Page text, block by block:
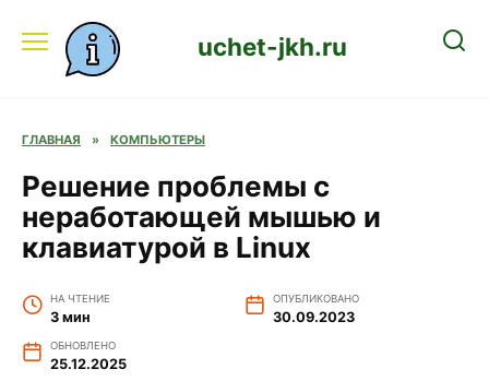
содержанию
uchet-jkh.ru
ГЛАВНАЯ » КОМПЬЮТЕРЫ
Решение проблемы с
неработающей мышью и
клавиатурой в Linux
НА ЧТЕНИЕ
3 мин
ОПУБЛИКОВАНО
30.09.2023
ОБНОВЛЕНО
25.12.2025